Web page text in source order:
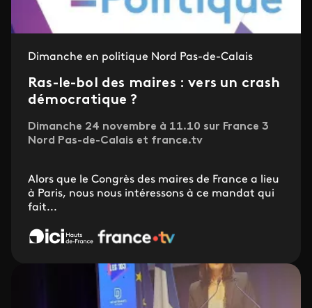
Dimanche en politique Nord Pas-de-Calais
Ras-le-bol des maires : vers un crash
démocratique ?
Dimanche 24 novembre à 11.10 sur France 3
Nord Pas-de-Calais et france.tv
Alors que le Congrès des maires de France a lieu
à Paris, nous nous intéressons à ce mandat qui
fait...